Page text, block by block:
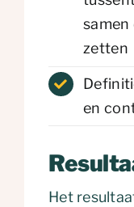
samen
zetten
en
Het